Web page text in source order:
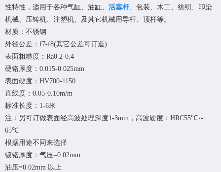
性特性，适用于各种气缸、油缸、 活塞杆、包装、木工、纺织、印染
机械、压铸机、注塑机、及其它机械用导杆、顶杆等。
材质：不锈钢
外径公差：f7-f8(其它公差可订造)
表面粗糙度：Ra0.2-0.4
硬铬厚度：0.015-0.025mm
表面硬度：HV700-1150
直线度：0.05-0.10m/m
标准长度：1-6米
注：另可订做表面经高波处理深度1-3mm，高波硬度：HRC55℃～
65℃
根据用途不同来选择
镀铬厚度：气压=0.02mm
油压=0.02mm 以上